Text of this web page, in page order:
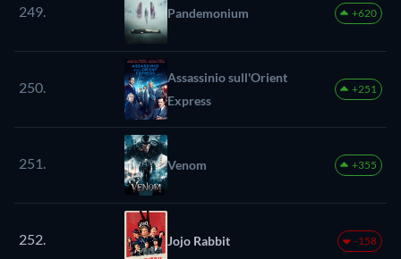
249. Pandemonium +620
250.
Assassinio sull'Orient
Express
+251
251. Venom +355
252. Jojo Rabbit -158